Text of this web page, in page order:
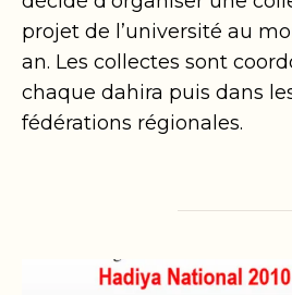
projet de l’université au
an. Les collectes sont
chaque dahira puis dans
fédérations régionales.